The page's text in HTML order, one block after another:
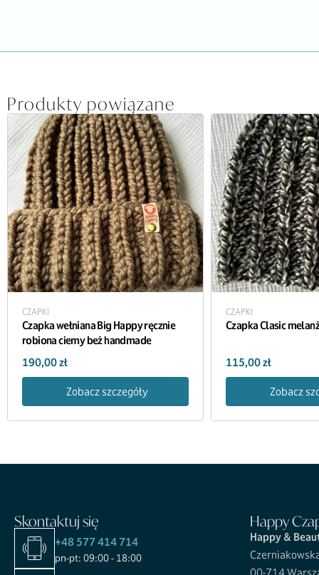
Produkty powiązane
CZAPKI
Czapka wełniana Big Happy ręcznie
robiona ciemy beż handmade
190,00zł
Zobacz szczegóły
CZAPKI
Czapka Clasic
115,00zł
Zobacz
Skontaktuj się
+48 577 414 714
pn-pt: 09:00 - 18:00
Happy
Happy &